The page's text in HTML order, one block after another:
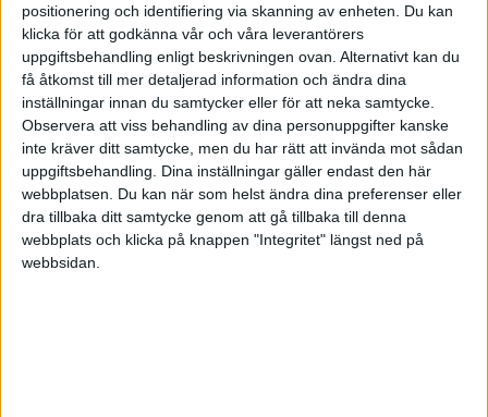
positionering och identifiering via skanning av enheten. Du kan
klicka för att godkänna vår och våra leverantörers
uppgiftsbehandling enligt beskrivningen ovan. Alternativt kan du
få åtkomst till mer detaljerad information och ändra dina
inställningar innan du samtycker eller för att neka samtycke.
Observera att viss behandling av dina personuppgifter kanske
inte kräver ditt samtycke, men du har rätt att invända mot sådan
uppgiftsbehandling. Dina inställningar gäller endast den här
webbplatsen. Du kan när som helst ändra dina preferenser eller
dra tillbaka ditt samtycke genom att gå tillbaka till denna
webbplats och klicka på knappen "Integritet" längst ned på
webbsidan.
just detta hade det varit väldigt uppskattat om du
delade med dig av den informationen här.
Mattias
Elias Nilsson